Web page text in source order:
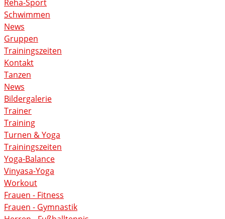
Reha-Sport
Schwimmen
News
Gruppen
Trainingszeiten
Kontakt
Tanzen
News
Bildergalerie
Trainer
Training
Turnen & Yoga
Trainingszeiten
Yoga-Balance
Vinyasa-Yoga
Workout
Frauen - Fitness
Frauen - Gymnastik